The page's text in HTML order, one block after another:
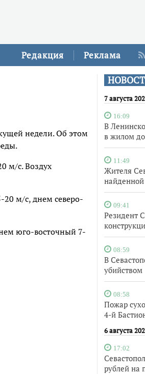
Редакция Реклама
7 августа
16:09
В
в жилом
11:49
Жителя
найденной
09:41
Резидент
08:59
В
убийством
08:58
Пожар
4-й
6 августа
17:02
рублей на
недели. Об этом
м/с. Воздух
м/с, днем северо-
юго-восточный 7-